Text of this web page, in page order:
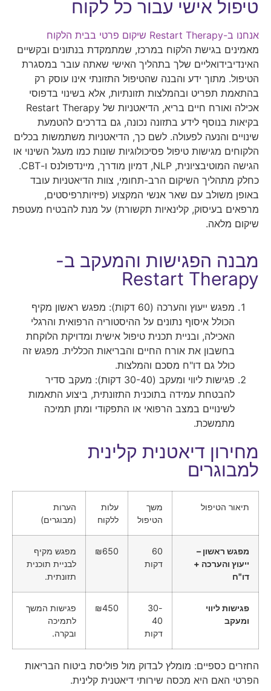
טיפול אישי עבור כל לקוח
אנחנו ב-Restart Therapy שיקום פרטי בבית הלקוח
מאמינים בגישת הלקוח במרכז, שמתמקדת בנתונים ובקשיים
האינדיבידואליים שלך בתהליך האישי שאתה עובר במסגרת
הטיפול. מתוך ידע והבנה שהטיפול התזונתי אינו עוסק רק
בהתאמת תפריט ובהמלצות תזונתיות, אלא בשינוי בדפוסי
אכילה ואורח חיים בריא, הדיאטניות של Restart Therapy
בקיאות בנוסף לידע בתזונה נכונה, גם בדרכים להטמעת
שינויים והנעה לפעולה. לשם כך, הדיאטניות משתמשות בכלים
הלקוחים מגישות טיפול פסיכולוגיות שונות כמו מעגל השינוי או
הגישה המוטיבציונית, NLP, דמיון מודרך, מיינדפולנס ו-CBT.
כחלק מתהליך השיקום הרב-תחומי, צוות הדיאטניות עובד
באופן משולב עם שאר אנשי המקצוע (פיזיותרפיסטים,
מרפאים בעיסוק, קלינאיות תקשורת) על מנת להבטיח מעטפת
שיקום מלאה.
מבנה הפגישות והמעקב ב-
Restart Therapy
מפגש ייעוץ והערכה (60 דקות): מפגש ראשון מקיף
הכולל איסוף נתונים על ההיסטוריה הרפואית והרגלי
האכילה, ובניית תכנית טיפול אישית ומדויקת הלוקחת
בחשבון את אורח החיים והבריאות הכללית. מפגש זה
כולל גם דו"ח מסכם והמלצות.
פגישות ליווי ומעקב (30-40 דקות): מעקב סדיר
להבטחת עמידה בתוכנית התזונתית, ביצוע התאמות
לשינויים במצב הרפואי או התפקודי ומתן תמיכה
מתמשכת.
מחירון דיאטנית קלינית
למבוגרים
תיאור הטיפול
משך
הטיפול
עלות
ללקוח
הערות
(מבוגרים)
מפגש ראשון –
ייעוץ והערכה +
דו"ח
60
דקות
₪650
מפגש מקיף
לבניית תוכנית
תזונתית.
פגישות ליווי
ומעקב
30-
40
דקות
₪450
פגישות המשך
לתמיכה
ובקרה.
החזרים כספיים: מומלץ לבדוק מול פוליסת ביטוח הבריאות
הפרטי האם היא מכסה שירותי דיאטנית קלינית.